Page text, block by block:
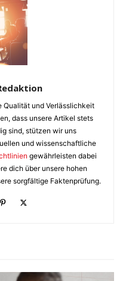
Qualität und Verlässlichkeit
dass unsere Artikel stets
sind, stützen wir uns
und wissenschaftliche
gewährleisten dabei
dich über unsere hohen
sorgfältige Faktenprüfung.